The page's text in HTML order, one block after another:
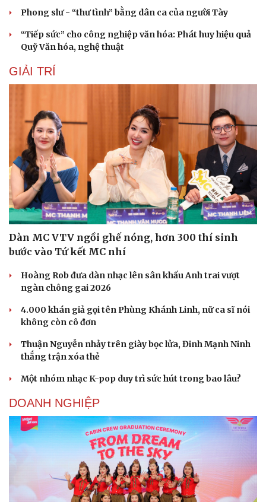
Cải chính
Phong slư - “thư tình” bằng dân ca của người Tày
“Tiếp sức” cho công nghiệp văn hóa: Phát huy hiệu quả
Quỹ Văn hóa, nghệ thuật
GIẢI TRÍ
Dàn MC VTV ngồi ghế nóng, hơn 300 thí sinh
bước vào Tứ kết MC nhí
Hoàng Rob đưa dàn nhạc lên sân khấu Anh trai vượt
ngàn chông gai 2026
4.000 khán giả gọi tên Phùng Khánh Linh, nữ ca sĩ nói
không còn cô đơn
Thuận Nguyễn nhảy trên giày bọc lửa, Đinh Mạnh Ninh
thắng trận xóa thẻ
Một nhóm nhạc K-pop duy trì sức hút trong bao lâu?
DOANH NGHIỆP